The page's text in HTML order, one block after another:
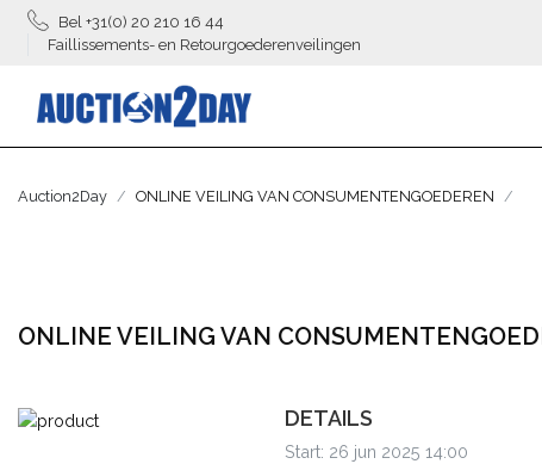
Bel +31(0) 20 210 16 44
Faillissements- en Retourgoederenveilingen
Auction2Day ONLINE VEILING VAN CONSUMENTENGOEDEREN
ONLINE VEILING VAN
DETAILS
Start: 26 jun 2025 14:00